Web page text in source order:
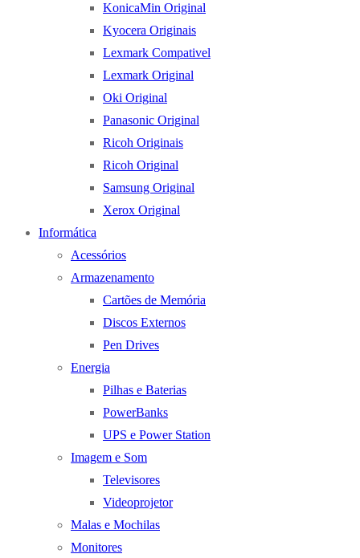
KonicaMin Original
Kyocera Originais
Lexmark Compativel
Lexmark Original
Oki Original
Panasonic Original
Ricoh Originais
Ricoh Original
Samsung Original
Xerox Original
Informática
Acessórios
Armazenamento
Cartões de Memória
Discos Externos
Pen Drives
Energia
Pilhas e Baterias
PowerBanks
UPS e Power Station
Imagem e Som
Televisores
Videoprojetor
Malas e Mochilas
Monitores